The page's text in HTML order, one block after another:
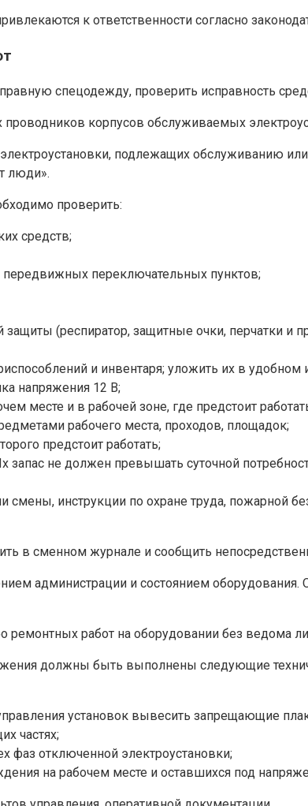
к ответственности согласно
спецодежду, проверить исправность
корпусов обслуживаемых
подлежащих обслуживанию
люди».
проверить:
средств;
переключательных пунктов;
(респиратор, защитные очки, перчатки и
и инвентаря; уложить их в
напряжения 12 В;
месте и в рабочей зоне, где предстоит
рабочего места, проходов, площадок;
предстоит работать;
запас не должен превышать суточной
инструкции по охране труда, пожарной
в сменном журнале и сообщить
администрации и состоянием
ремонтных работ на оборудовании без ведома
должны быть выполнены следующие
установок вывесить запрещающие
частях;
фаз отключенной электроустановки;
на рабочем месте и оставшихся под